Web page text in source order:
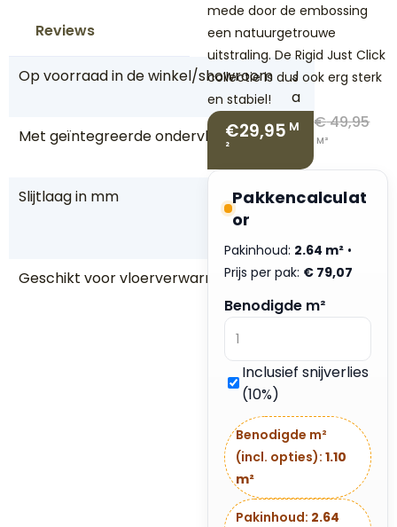
Reviews
Op voorraad in de winkel/showroom
J
a
Met geïntegreerde ondervloer
J
Slijtlaag in mm
0,
Geschikt voor vloerverwarming
J
a
W
t
g
e
a
mede door de embossing
een natuurgetrouwe
uitstraling. De Rigid Just Click
collectie is dus ook erg sterk
en stabiel!
€29,95 M
²
€49,95
M²
Pakkencalculat
or
Pakinhoud: 2.64 m² •
Prijs per pak: € 79,07
Benodigde m²
Inclusief snijverlies
(10%)
Benodigde m²
(incl. opties): 1.10
m²
Pakinhoud: 2.64